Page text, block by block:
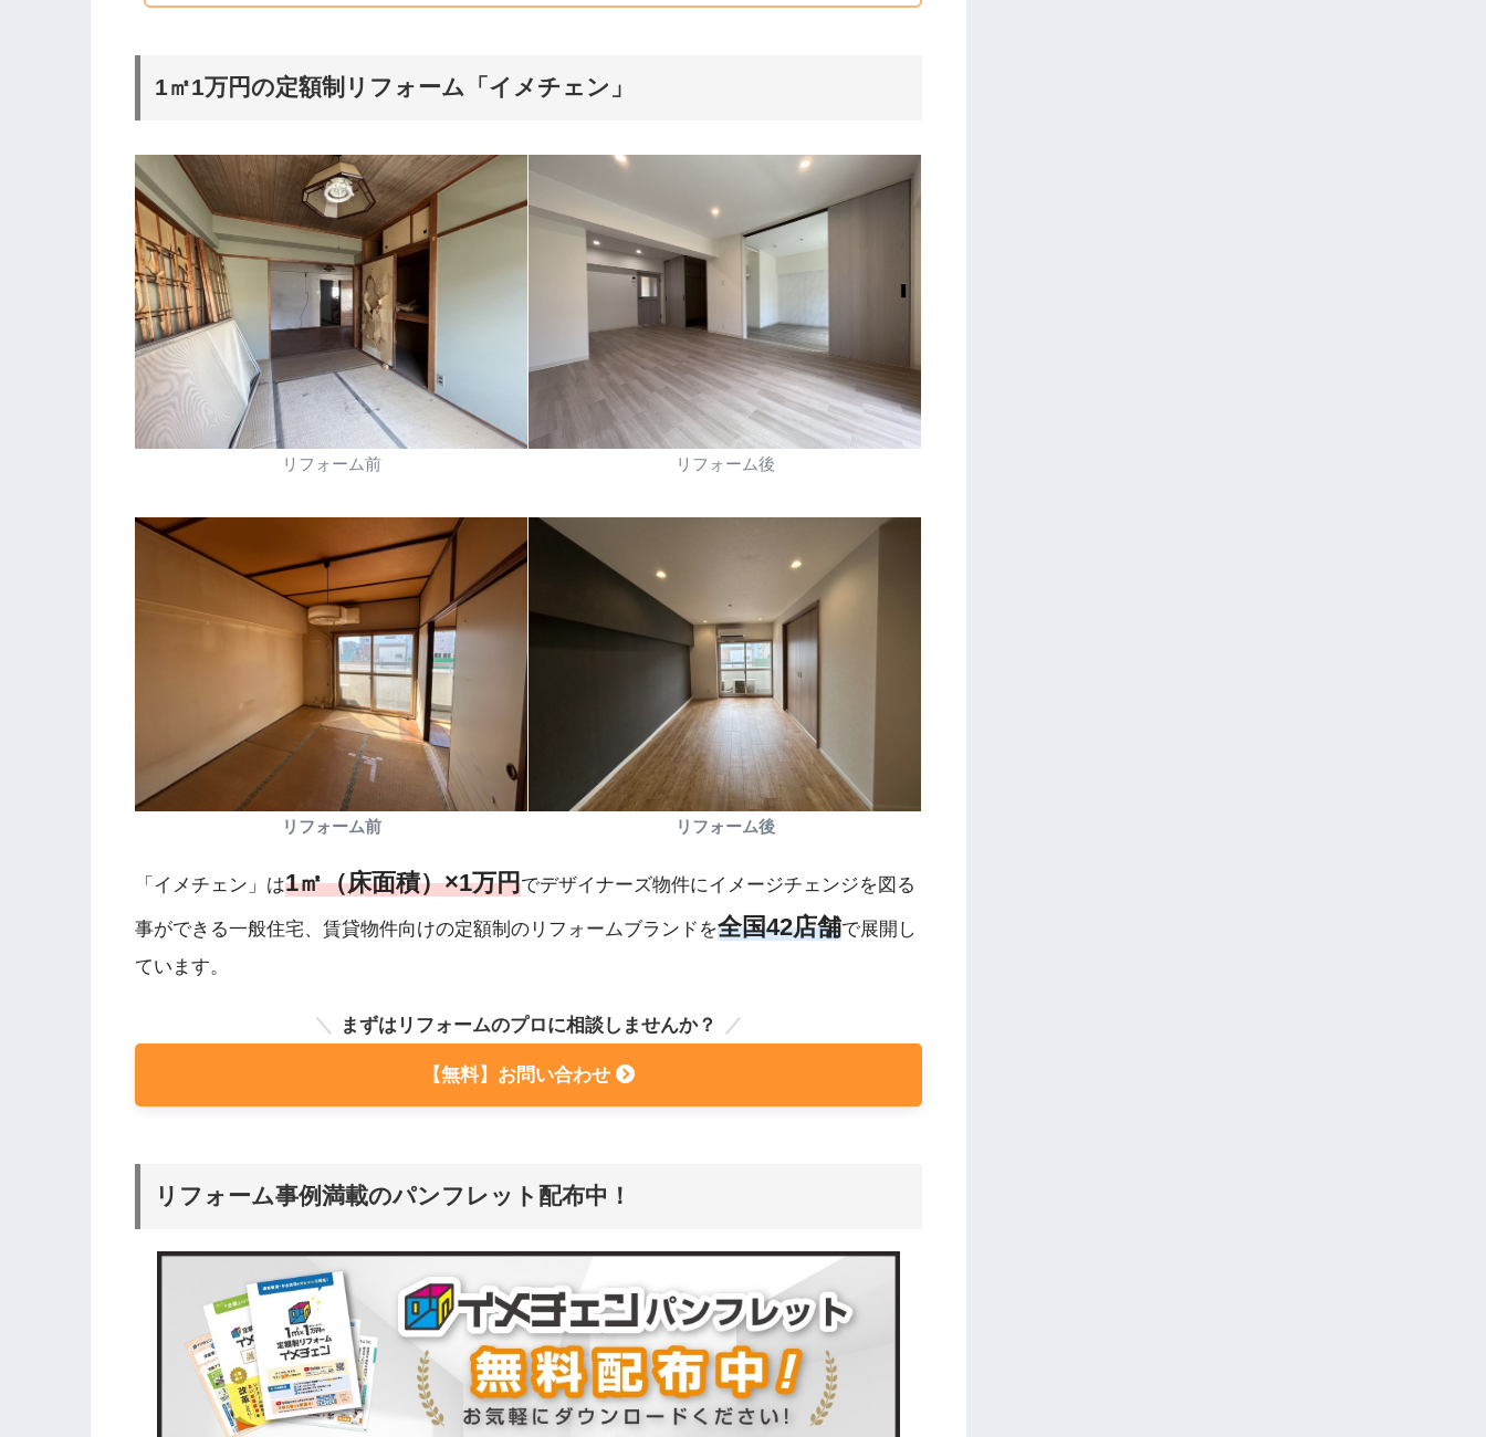
1㎡1万円の定額制リフォーム「イメチェン」
リフォーム前 リフォーム後
リフォーム前 リフォーム後
「イメチェン」は1㎡（床面積）×1万円でデザイナーズ物件にイメージチェンジを図る
事ができる一般住宅、賃貸物件向けの定額制のリフォームブランドを全国42店舗で展開し
ています。
まずはリフォームのプロに相談しませんか？
【無料】お問い合わせ
リフォーム事例満載のパンフレット配布中！